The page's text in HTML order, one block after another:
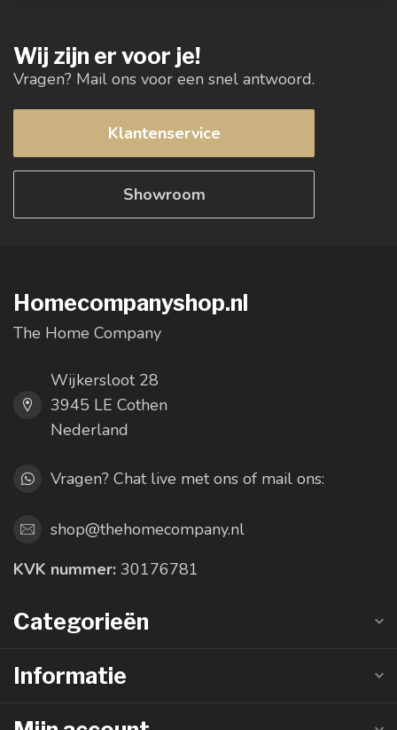
Wij zijn er voor je!
Vragen? Mail ons voor een snel antwoord.
Klantenservice
Showroom
Homecompanyshop.nl
The Home Company
Wijkersloot 28
3945 LE Cothen
Nederland
Vragen? Chat live met ons of mail ons:
shop@thehomecompany.nl
KVK nummer: 30176781
Categorieën
Informatie